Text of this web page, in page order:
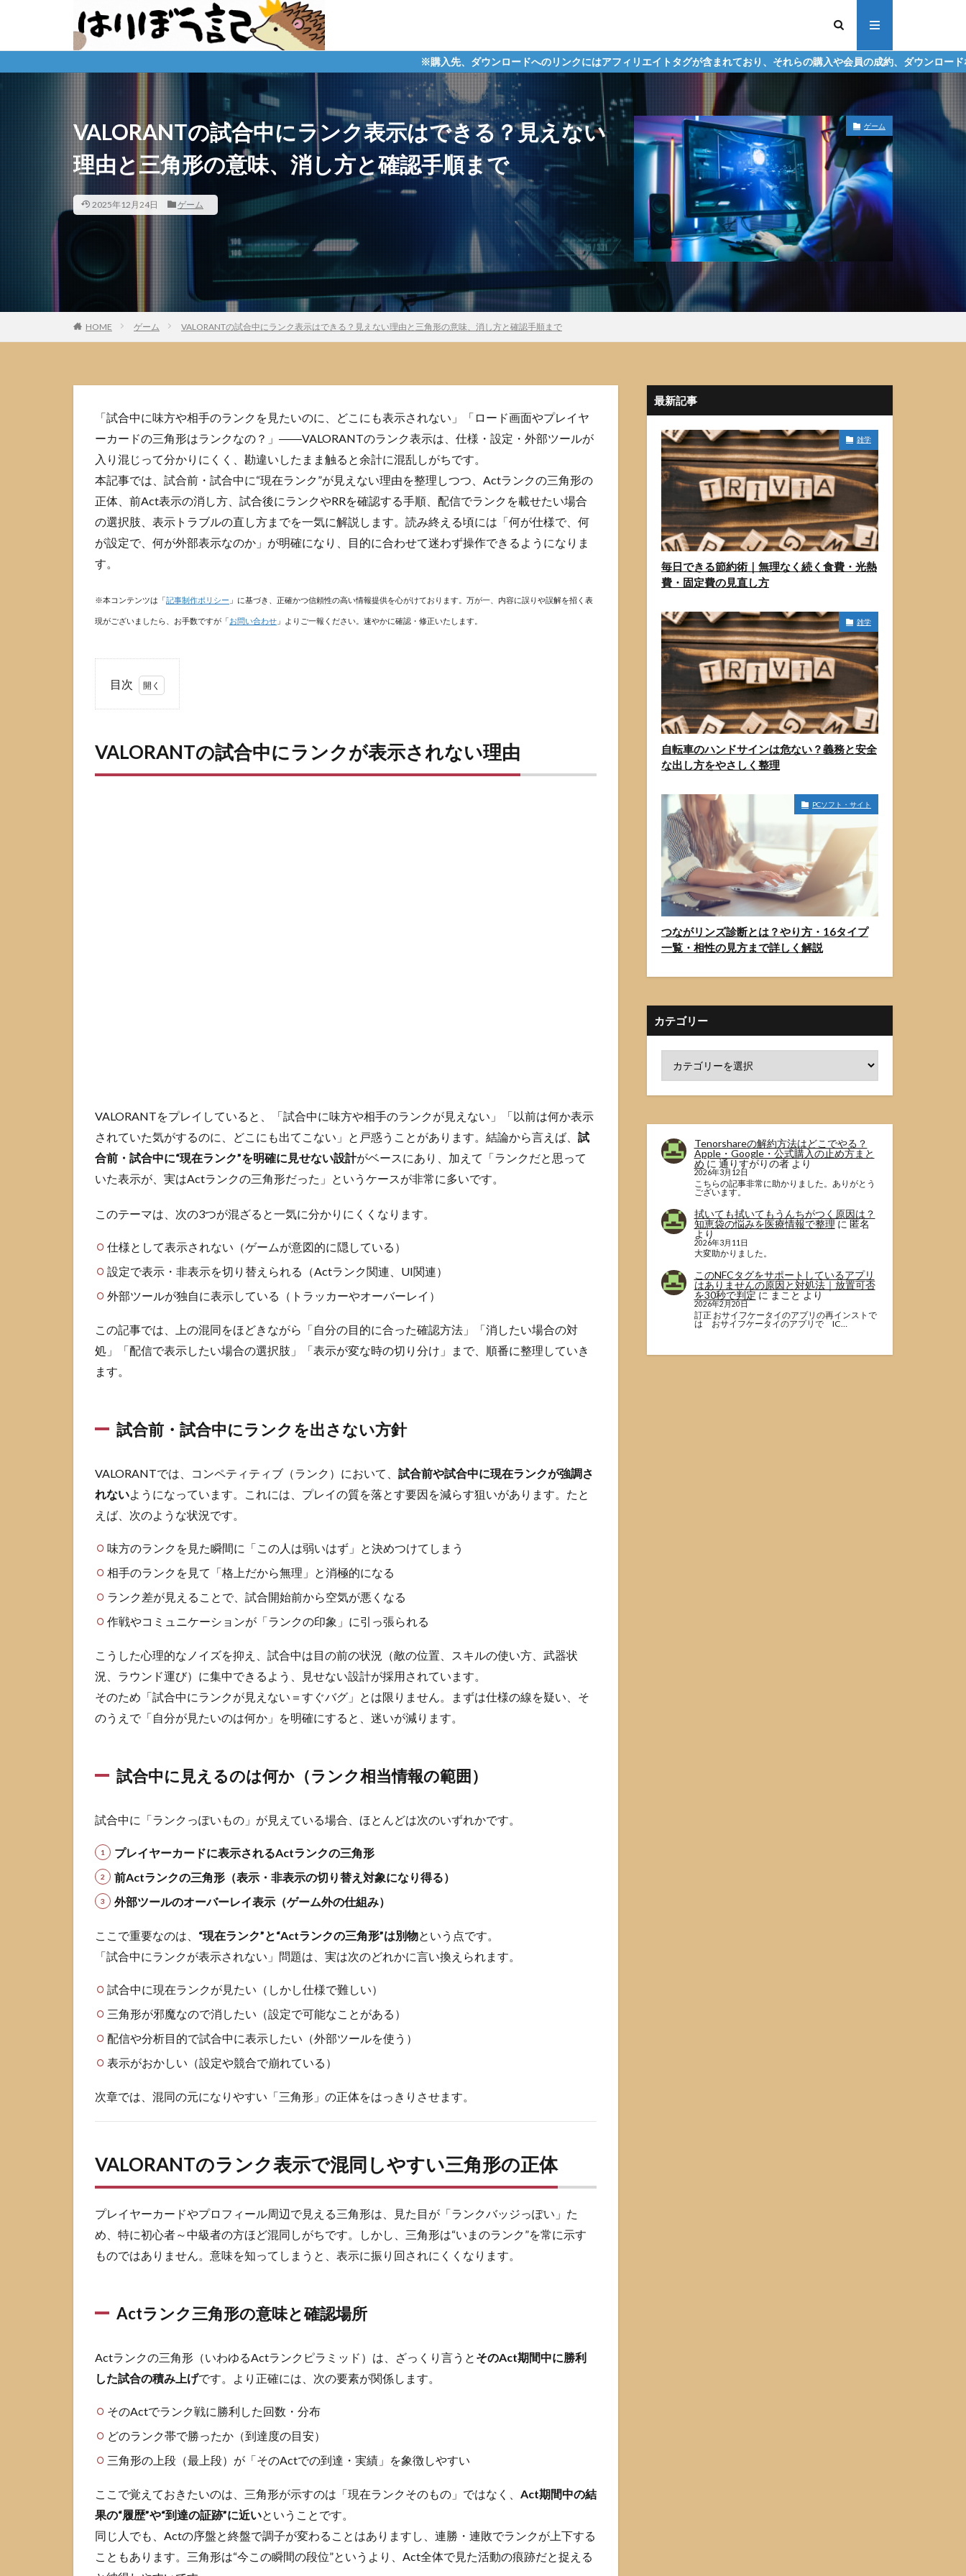
※購入先、ダウンロードへのリンクにはアフィリエイトタグが含まれており、それらの購入や会員の成約、ダウンロードなどからの収益化を
VALORANTの試合中にランク表示はできる？見えない
理由と三角形の意味、消し方と確認手順まで
2025年12月24日 ゲーム
ゲーム
HOME ゲーム VALORANTの試合中にランク表示はできる？見えない理由と三角形の意味、消し方と確認手順まで
「試合中に味方や相手のランクを見たいのに、どこにも表示されない」「ロード画面やプレイヤ
ーカードの三角形はランクなの？」――VALORANTのランク表示は、仕様・設定・外部ツールが
入り混じって分かりにくく、勘違いしたまま触ると余計に混乱しがちです。
本記事では、試合前・試合中に“現在ランク”が見えない理由を整理しつつ、Actランクの三角形の
正体、前Act表示の消し方、試合後にランクやRRを確認する手順、配信でランクを載せたい場合
の選択肢、表示トラブルの直し方までを一気に解説します。読み終える頃には「何が仕様で、何
が設定で、何が外部表示なのか」が明確になり、目的に合わせて迷わず操作できるようになりま
す。
※本コンテンツは「記事制作ポリシー 」に基づき、正確かつ信頼性の高い情報提供を心がけております。万が一、内容に誤りや誤解を招く表
現がございましたら、お手数ですが「お問い合わせ 」よりご一報ください。速やかに確認・修正いたします。
目次
ランクが表
情報
の範
囲）
2
のランク表
示で混同し
形の正体
2.1
Act
ク三
の意
2.2
ラン
クの
三角
形を
示・
示に
する
VALORANT
の自分と味
方のランク
を確認する
手順
後に
現在
クや
RRを
する
導線
3.2
リア
と
Act
で確
きる
情報
理
4
の試合中に
合の選択肢
4.1
配信用
のランクオー
（OBS/Web）
で表示する
など外部オ
意
5
のランク表
示が出な
い・おかし
い時の直し
5.1
HUD/UI
が非表
示にな
ってい
VALORANTの試合中にランクが表示されない理由
VALORANTをプレイしていると、「試合中に味方や相手のランクが見えない」「以前は何か表示
されていた気がするのに、どこにも出てこない」と戸惑うことがあります。結論から言えば、 試
合前・試合中に“現在ランク”を明確に見せない設計がベースにあり、加えて「ランクだと思って
いた表示が、実はActランクの三角形だった」というケースが非常に多いです。
このテーマは、次の3つが混ざると一気に分かりにくくなります。
仕様として表示されない（ゲームが意図的に隠している）
設定で表示・非表示を切り替えられる（Actランク関連、UI関連）
外部ツールが独自に表示している（トラッカーやオーバーレイ）
この記事では、上の混同をほどきながら「自分の目的に合った確認方法」「消したい場合の対
処」「配信で表示したい場合の選択肢」「表示が変な時の切り分け」まで、順番に整理していき
ます。
試合前・試合中にランクを出さない方針
VALORANTでは、コンペティティブ（ランク）において、 試合前や試合中に現在ランクが強調さ
れない ようになっています。これには、プレイの質を落とす要因を減らす狙いがあります。たと
えば、次のような状況です。
味方のランクを見た瞬間に「この人は弱いはず」と決めつけてしまう
相手のランクを見て「格上だから無理」と消極的になる
ランク差が見えることで、試合開始前から空気が悪くなる
作戦やコミュニケーションが「ランクの印象」に引っ張られる
こうした心理的なノイズを抑え、試合中は目の前の状況（敵の位置、スキルの使い方、武器状
況、ラウンド運び）に集中できるよう、見せない設計が採用されています。
そのため「試合中にランクが見えない＝すぐバグ」とは限りません。まずは仕様の線を疑い、そ
のうえで「自分が見たいのは何か」を明確にすると、迷いが減ります。
試合中に見えるのは何か（ランク相当情報の範囲）
試合中に「ランクっぽいもの」が見えている場合、ほとんどは次のいずれかです。
プレイヤーカードに表示されるActランクの三角形
前Actランクの三角形（表示・非表示の切り替え対象になり得る）
外部ツールのオーバーレイ表示（ゲーム外の仕組み）
ここで重要なのは、 “現在ランク”と“Actランクの三角形”は別物という点です。
「試合中にランクが表示されない」問題は、実は次のどれかに言い換えられます。
試合中に現在ランクが見たい（しかし仕様で難しい）
三角形が邪魔なので消したい（設定で可能なことがある）
配信や分析目的で試合中に表示したい（外部ツールを使う）
表示がおかしい（設定や競合で崩れている）
次章では、混同の元になりやすい「三角形」の正体をはっきりさせます。
VALORANTのランク表示で混同しやすい三角形の正体
プレイヤーカードやプロフィール周辺で見える三角形は、見た目が「ランクバッジっぽい」た
め、特に初心者～中級者の方ほど混同しがちです。しかし、三角形は“いまのランク”を常に示す
ものではありません。意味を知ってしまうと、表示に振り回されにくくなります。
Actランク三角形の意味と確認場所
Actランクの三角形（いわゆるActランクピラミッド）は、ざっくり言うと そのAct期間中に勝利
した試合の積み上げです。より正確には、次の要素が関係します。
そのActでランク戦に勝利した回数・分布
どのランク帯で勝ったか（到達度の目安）
三角形の上段（最上段）が「そのActでの到達・実績」を象徴しやすい
ここで覚えておきたいのは、三角形が示すのは「現在ランクそのもの」ではなく、 Act期間中の結
果の“履歴”や“到達の証跡”に近いということです。
同じ人でも、Actの序盤と終盤で調子が変わることはありますし、連勝・連敗でランクが上下する
こともあります。三角形は“今この瞬間の段位”というより、Act全体で見た活動の痕跡だと捉える
最新記事
雑学
毎日できる節約術｜無理なく続く食費・光熱
費・固定費の見直し方
雑学
自転車のハンドサインは危ない？義務と安全
な出し方をやさしく整理
PCソフト・サイト
つながリンズ診断とは？やり方・16タイプ
一覧・相性の見方まで詳しく解説
カテゴリー
Tenorshareの解約方法はどこでやる？
Apple・Google・公式購入の止め方まと
め に 通りすがりの者より
2026年3月12日
こちらの記事非常に助かりました。ありがとう
ございます。
拭いても拭いてもうんちがつく原因は？
知恵袋の悩みを医療情報で整理 に 匿名
より
2026年3月11日
大変助かりました。
このNFCタグをサポートしているアプリ
はありませんの原因と対処法｜放置可否
を30秒で判定 に まこと より
2026年2月20日
訂正 おサイフケータイのアプリの再インストで
は おサイフケータイのアプリで IC…